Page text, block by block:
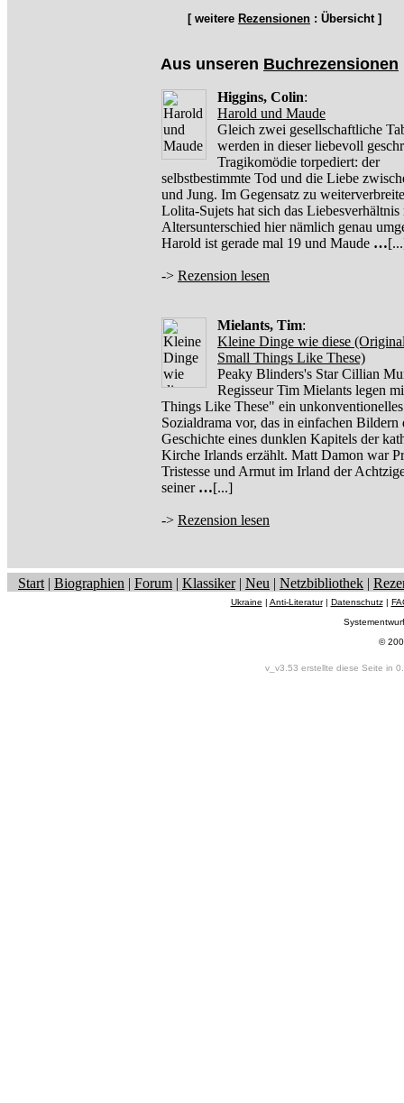
[ weitere Rezensionen : Übersicht ]
Aus unseren Buchrezensionen
Higgins, Colin:
Harold und Maude
Gleich zwei gesellschaftliche
werden in dieser liebevoll
Tragikomödie torpediert: der
selbstbestimmte Tod und die Liebe
und Jung. Im Gegensatz zu
Lolita-Sujets hat sich das Liebesverhältnis
Altersunterschied hier nämlich genau
Harold ist gerade mal 19 und Maude …
-> Rezension lesen
Mielants, Tim:
Kleine Dinge wie diese
Small Things Like These)
Peaky Blinders's Star Cillian
Regisseur Tim Mielants legen
Things Like These" ein unkonventionelles
Sozialdrama vor, das in einfachen Bildern
Geschichte eines dunklen Kapitels der
Kirche Irlands erzählt. Matt Damon war
Tristesse und Armut im Irland der
seiner …[...]
-> Rezension lesen
Start | Biographien | Forum | Klassiker| Neu | Netzbibliothek |
Ukraine | Anti-Literatur| Datenschutz|
©
v_v3.53 erstellte diese Seite in